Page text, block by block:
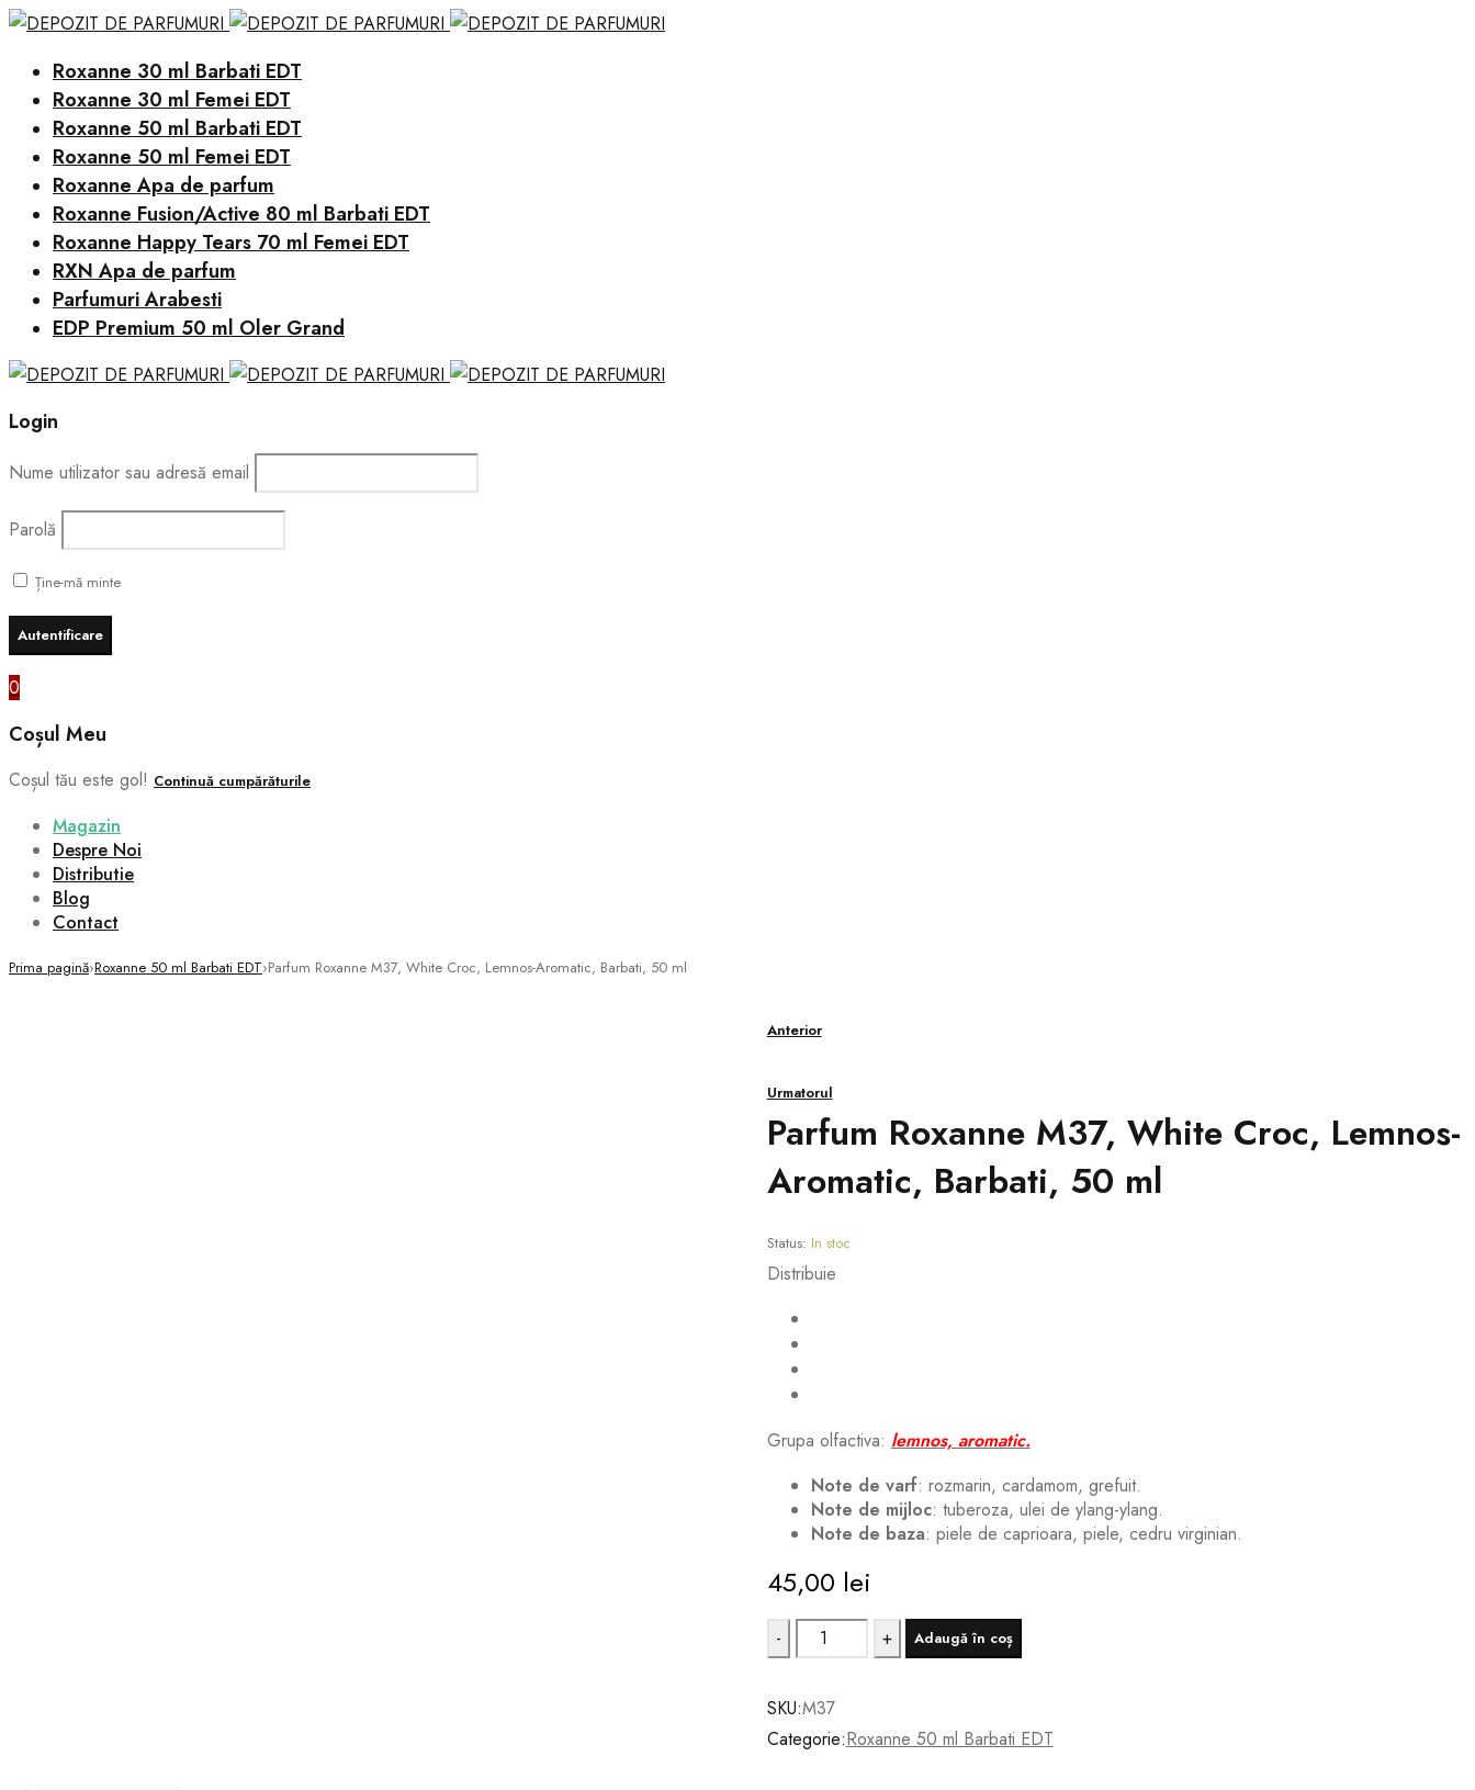
Roxanne 30 ml Barbati EDT
Roxanne 30 ml Femei EDT
Roxanne 50 ml Barbati EDT
Roxanne 50 ml Femei EDT
Roxanne Apa de parfum
Roxanne Fusion/Active 80 ml Barbati EDT
Roxanne Happy Tears 70 ml Femei EDT
RXN Apa de parfum
Parfumuri Arabesti
EDP Premium 50 ml Oler Grand
Login
Nume utilizator sau adresă email
Parolă
Ține-mă minte
0
Coșul Meu
Coșul tău este gol! Continuă cumpărăturile
Magazin
Despre Noi
Distributie
Blog
Contact
Prima pagină›Roxanne 50 ml Barbati EDT›Parfum Roxanne M37, White Croc, Lemnos-Aromatic, Barbati, 50 ml
Anterior
Urmatorul
Parfum Roxanne M37, White Croc, Lemnos-
Aromatic, Barbati, 50 ml
Status: In stoc
Distribuie
Grupa olfactiva: lemnos, aromatic.
Note de varf: rozmarin, cardamom, grefuit.
Note de mijloc: tuberoza, ulei de ylang-ylang.
Note de baza: piele de caprioara, piele, cedru virginian.
45,00 lei
Parfum
Roxanne
Croc,
Adaugă în coș
SKU:M37
Categorie:Roxanne 50 ml Barbati EDT